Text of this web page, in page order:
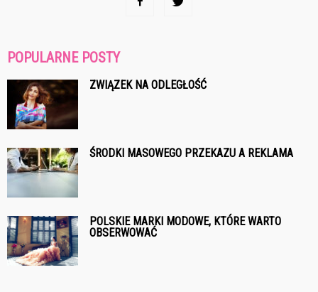
POPULARNE POSTY
ZWIĄZEK NA ODLEGŁOŚĆ
ŚRODKI MASOWEGO PRZEKAZU A REKLAMA
POLSKIE MARKI MODOWE, KTÓRE WARTO
OBSERWOWAĆ